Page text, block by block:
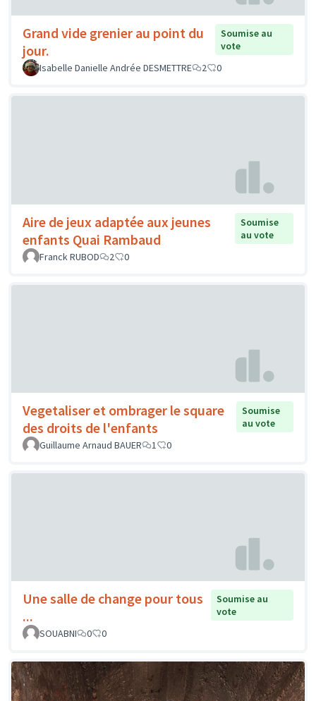
Grand vide grenier au point du
jour.
Soumise au
vote
Isabelle Danielle Andrée DESMETTRE
2 0
Aire de jeux adaptée aux jeunes
enfants Quai Rambaud
Soumise
au vote
Franck RUBOD
2 0
Vegetaliser et ombrager le square
des droits de l'enfants
Soumise
au vote
Guillaume Arnaud BAUER
1 0
Une salle de change pour tous
...
Soumise au
vote
SOUABNI
0 0